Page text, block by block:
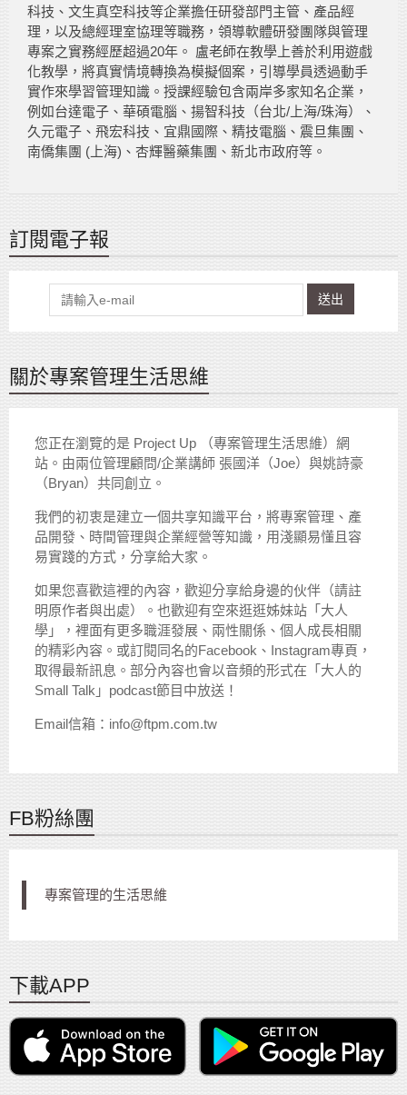
科技、文生真空科技等企業擔任研發部門主管、產品經
理，以及總經理室協理等職務，領導軟體研發團隊與管理
專案之實務經歷超過20年。 盧老師在教學上善於利用遊戲
化教學，將真實情境轉換為模擬個案，引導學員透過動手
實作來學習管理知識。授課經驗包含兩岸多家知名企業，
例如台達電子、華碩電腦、揚智科技（台北/上海/珠海）、
久元電子、飛宏科技、宜鼎國際、精技電腦、震旦集團、
南僑集團 (上海)、杏輝醫藥集團、新北市政府等。
訂閱電子報
送出
關於專案管理生活思維
您正在瀏覽的是 Project Up （專案管理生活思維）網
站。由兩位管理顧問/企業講師 張國洋（Joe）與姚詩豪
（Bryan）共同創立。
我們的初衷是建立一個共享知識平台，將專案管理、產
品開發、時間管理與企業經營等知識，用淺顯易懂且容
易實踐的方式，分享給大家。
如果您喜歡這裡的內容，歡迎分享給身邊的伙伴（請註
明原作者與出處）。也歡迎有空來逛逛姊妹站「大人
學」，裡面有更多職涯發展、兩性關係、個人成長相關
的精彩內容。或訂閱同名的Facebook、Instagram專頁，
取得最新訊息。部分內容也會以音頻的形式在「大人的
Small Talk」podcast節目中放送！
Email信箱：info@ftpm.com.tw
FB粉絲團
專案管理的生活思維
下載APP